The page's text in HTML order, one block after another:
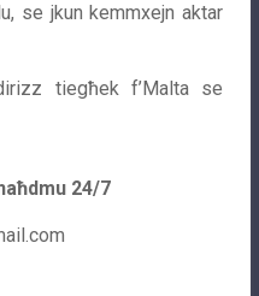
se jkun kemmxejn aktar
tiegħek f’Malta se
24/7